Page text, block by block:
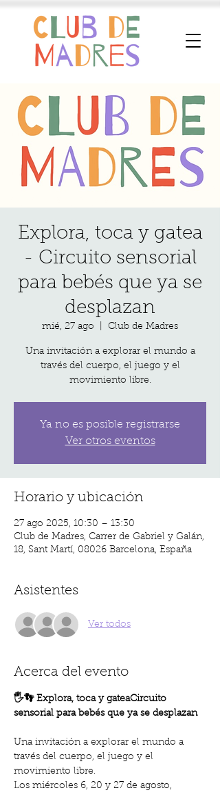
Explora, toca y gatea
- Circuito sensorial
para bebés que ya se
desplazan
mié, 27 ago Club de Madres
Una invitación a explorar el mundo a
través del cuerpo, el juego y el
movimiento libre.
Ya no es posible registrarse
Ver otros eventos
Horario y ubicación
27 ago 2025, 10:30 – 13:30
Club de Madres, Carrer de Gabriel y Galán,
18, Sant Martí, 08026 Barcelona, España
Asistentes
Ver todos
Acerca del evento
🖐️👣 Explora, toca y gateaCircuito
sensorial para bebés que ya se desplazan
Una invitación a explorar el mundo a
través del cuerpo, el juego y el
movimiento libre.
Los miércoles 6, 20 y 27 de agosto,